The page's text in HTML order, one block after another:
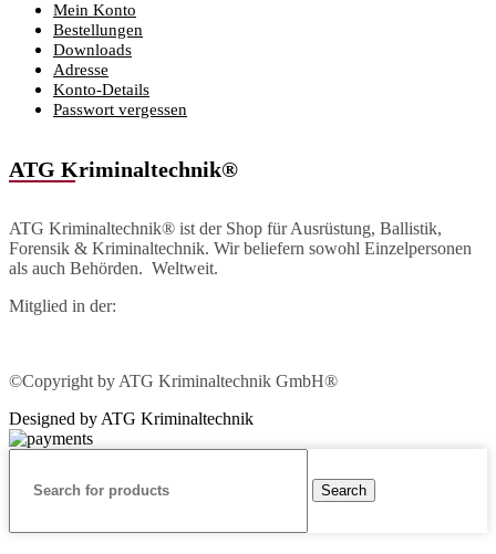
Mein Konto
Bestellungen
Downloads
Adresse
Konto-Details
Passwort vergessen
ATG Kriminaltechnik®
ATG Kriminaltechnik® ist der Shop für Ausrüstung, Ballistik,
Forensik & Kriminaltechnik. Wir beliefern sowohl Einzelpersonen
als auch Behörden. Weltweit.
Mitglied in der:
©Copyright by ATG Kriminaltechnik GmbH®
Designed by ATG Kriminaltechnik
Search